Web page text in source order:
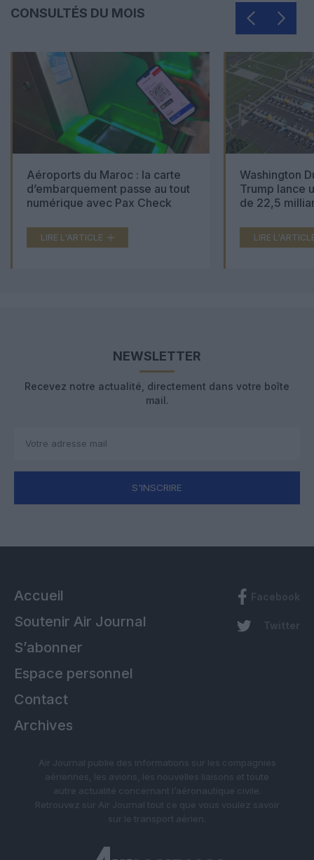
CONSULTÉS DU MOIS
Aéroports du Maroc : la carte
d’embarquement passe au tout
numérique avec Pax Check
LIRE L'ARTICLE
Washington
Trump lance
de 22,5
LIRE
NEWSLETTER
Recevez notre actualité, directement dans votre boîte
mail.
S'INSCRIRE
Accueil
Soutenir Air Journal
S’abonner
Espace personnel
Contact
Archives